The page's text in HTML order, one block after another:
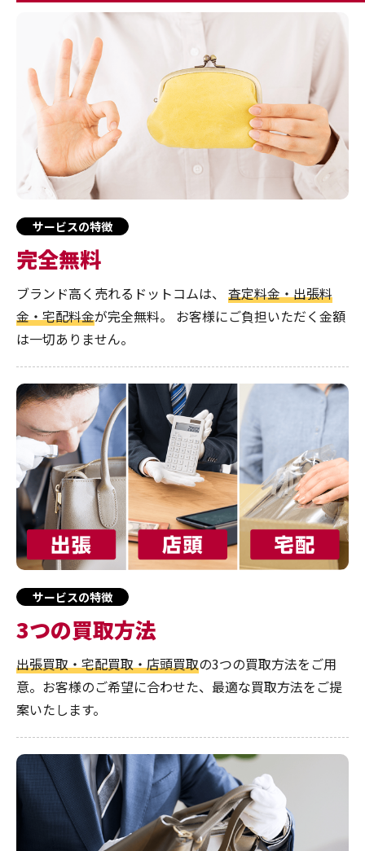
サービスの特徴
完全無料
ブランド高く売れるドットコムは、 査定料金・出張料
金・宅配料金が完全無料。 お客様にご負担いただく金額
は一切ありません。
サービスの特徴
3つの買取方法
出張買取・宅配買取・店頭買取の3つの買取方法をご用
意。お客様のご希望に合わせた、最適な買取方法をご提
案いたします。